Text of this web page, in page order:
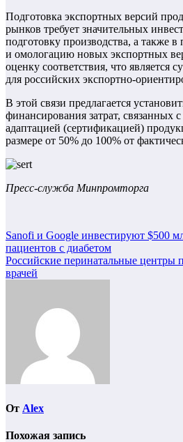
Подготовка экспортных версий
рынков требует значительных
подготовку производства, а также
и омологацию новых экспортных
оценку соответствия, что является
для российских экспортно-
В этой связи предлагается
финансирования затрат, связанных
адаптацией (сертификацией)
размере от 50% до 100% от
Пресс-служба Минпромторга
Навигация
по
записям
Sanofi и Google инвестируют $500
пациентов с диабетом
Российские перинатальные центры
врачей
От Alex
Похожая запись